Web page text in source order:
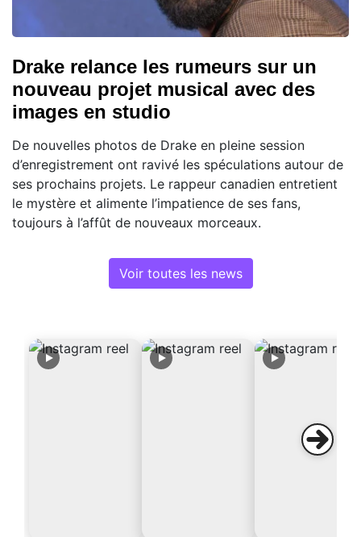
Drake relance les rumeurs sur un
nouveau projet musical avec des
images en studio
De nouvelles photos de Drake en pleine session
d’enregistrement ont ravivé les spéculations autour de
ses prochains projets. Le rappeur canadien entretient
le mystère et alimente l’impatience de ses fans,
toujours à l’affût de nouveaux morceaux.
Voir toutes les news